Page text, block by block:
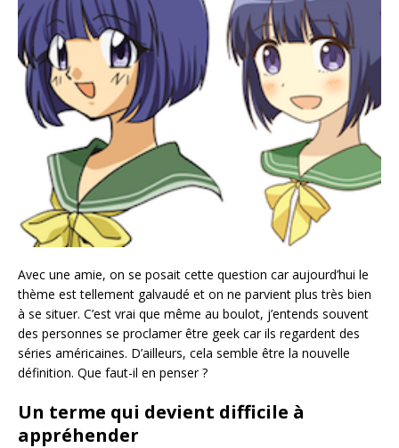
Avec une amie, on se posait cette question car aujourd’hui le
thème est tellement galvaudé et on ne parvient plus très bien
à se situer. C’est vrai que même au boulot, j’entends souvent
des personnes se proclamer être geek car ils regardent des
séries américaines. D’ailleurs, cela semble être la nouvelle
définition. Que faut-il en penser ?
Un terme qui devient difficile à
appréhender